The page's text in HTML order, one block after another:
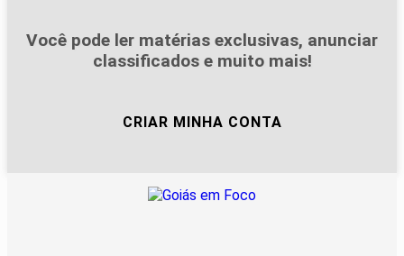
Você pode ler matérias exclusivas, anunciar
classificados e muito mais!
CRIAR MINHA CONTA